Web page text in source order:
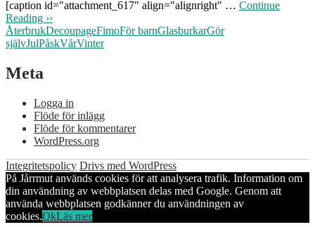
[caption id="attachment_617" align="alignright" … Continue
Reading ››
ÅterbrukDecoupageFimoFör barnGlasburkarGör
självJulPåskVårVinter
Meta
Logga in
Flöde för inlägg
Flöde för kommentarer
WordPress.org
Integritetspolicy Drivs med WordPress
På Jårrmut används cookies för att analysera trafik. Information om
din användning av webbplatsen delas med Google. Genom att
använda webbplatsen godkänner du användningen av
cookies.OkLäs mer